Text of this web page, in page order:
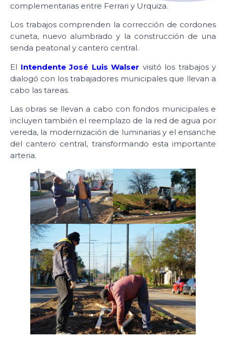
complementarias entre Ferrari y Urquiza.
Los trabajos comprenden la corrección de cordones
cuneta, nuevo alumbrado y la construcción de una
senda peatonal y cantero central.
El Intendente José Luis Walser visitó los trabajos y
dialogó con los trabajadores municipales que llevan a
cabo las tareas.
Las obras se llevan a cabo con fondos municipales e
incluyen también el reemplazo de la red de agua por
vereda, la modernización de luminarias y el ensanche
del cantero central, transformando esta importante
arteria.